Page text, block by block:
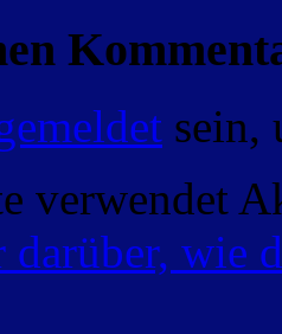
sein,
verwendet
darüber, wie